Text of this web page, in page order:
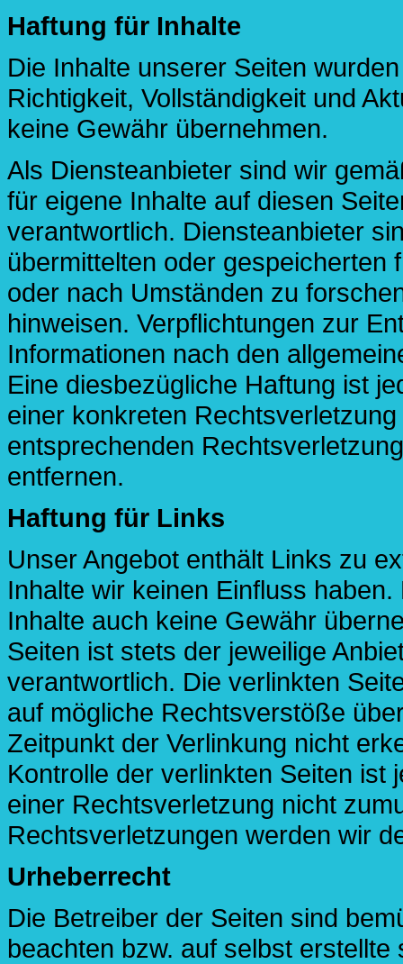
Haftung für Inhalte
Die Inhalte unserer Seiten
Richtigkeit, Vollständigkeit und
keine Gewähr übernehmen.
Als Diensteanbieter sind wir
für eigene Inhalte auf diesen
verantwortlich. Diensteanbieter
übermittelten oder gespeicherten
oder nach Umständen zu
hinweisen. Verpflichtungen zur
Informationen nach den
Eine diesbezügliche Haftung ist
einer konkreten
entsprechenden
entfernen.
Haftung für Links
Unser Angebot enthält Links zu
Inhalte wir keinen Einfluss
Inhalte auch keine Gewähr
Seiten ist stets der jeweilige
verantwortlich. Die verlinkten
auf mögliche Rechtsverstöße
Zeitpunkt der Verlinkung nicht
Kontrolle der verlinkten Seiten ist
einer Rechtsverletzung nicht
Rechtsverletzungen werden wir
Urheberrecht
Die Betreiber der Seiten sind
beachten bzw. auf selbst